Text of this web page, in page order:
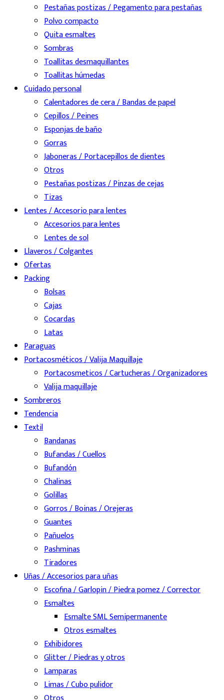
Pestañas postizas / Pegamento para pestañas
Polvo compacto
Quita esmaltes
Sombras
Toallitas desmaquillantes
Toallitas húmedas
Cuidado personal
Calentadores de cera / Bandas de papel
Cepillos / Peines
Esponjas de baño
Gorras
Jaboneras / Portacepillos de dientes
Otros
Pestañas postizas / Pinzas de cejas
Tizas
Lentes / Accesorio para lentes
Accesorios para lentes
Lentes de sol
Llaveros / Colgantes
Ofertas
Packing
Bolsas
Cajas
Cocardas
Latas
Paraguas
Portacosméticos / Valija Maquillaje
Portacosmeticos / Cartucheras / Organizadores
Valija maquillaje
Sombreros
Tendencia
Textil
Bandanas
Bufandas / Cuellos
Bufandón
Chalinas
Golillas
Gorros / Boinas / Orejeras
Guantes
Pañuelos
Pashminas
Tiradores
Uñas / Accesorios para uñas
Escofina / Garlopin / Piedra pomez / Corrector
Esmaltes
Esmalte SML Semipermanente
Otros esmaltes
Exhibidores
Glitter / Piedras y otros
Lamparas
Limas / Cubo pulidor